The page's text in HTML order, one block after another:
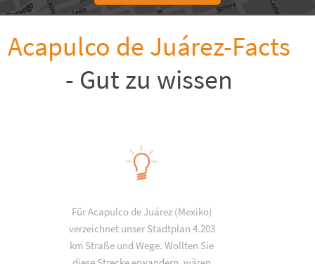
Acapulco de Juárez-Facts
- Gut zu wissen
Für Acapulco de Juárez (Mexiko)
verzeichnet unser Stadtplan 4.203
km Straße und Wege. Wollten Sie